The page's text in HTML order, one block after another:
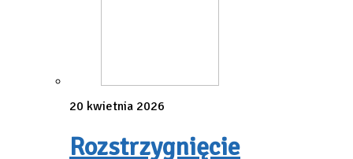
20 kwietnia 2026
Rozstrzygnięcie